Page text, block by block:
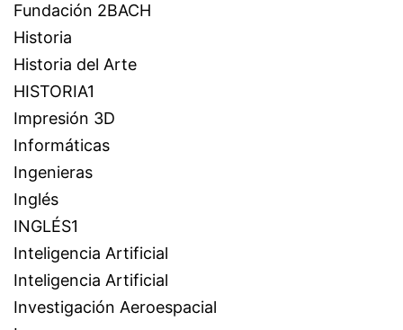
Fundación 2BACH
Historia
Historia del Arte
HISTORIA1
Impresión 3D
Informáticas
Ingenieras
Inglés
INGLÉS1
Inteligencia Artificial
Inteligencia Artificial
Investigación Aeroespacial